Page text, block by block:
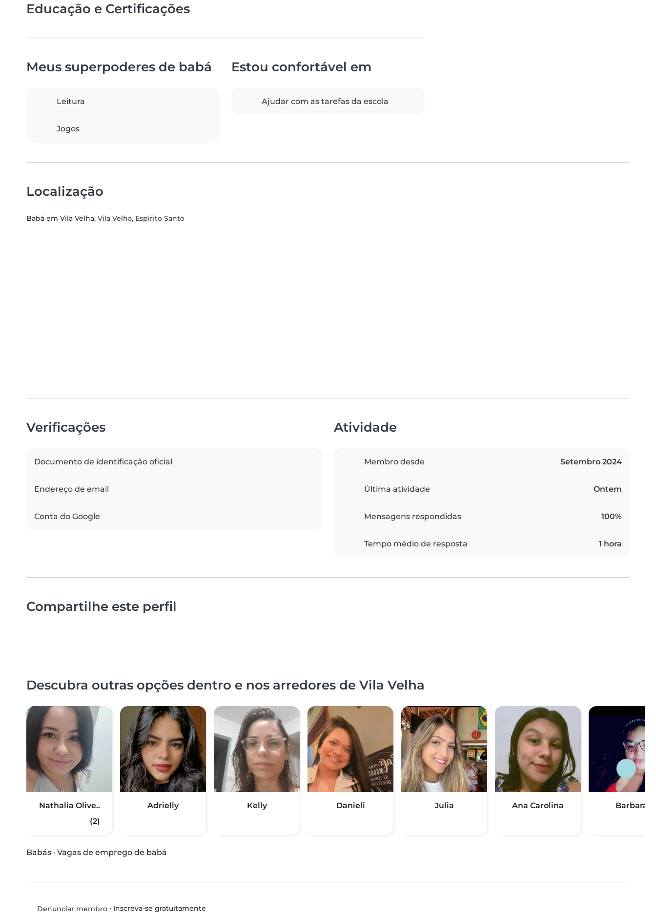
Educação e Certificações
Meus superpoderes de babá
Leitura
Jogos
Estou confortável em
Ajudar com as tarefas da escola
Localização
Babá em Vila Velha, Vila Velha, Espírito Santo
Verificações
Documento de identificação oficial
Endereço de email
Conta do Google
Atividade
Membro desde Setembro 2024
Última atividade Ontem
Mensagens respondidas 100%
Tempo médio de resposta 1 hora
Compartilhe este perfil
Descubra outras opções dentro e nos arredores de Vila Velha
Nathalia Olive..
(2)
Adrielly Kelly Danieli Julia Ana Carolina Barbara
Babás · Vagas de emprego de babá
Denunciar membro• Inscreva-se gratuitamente